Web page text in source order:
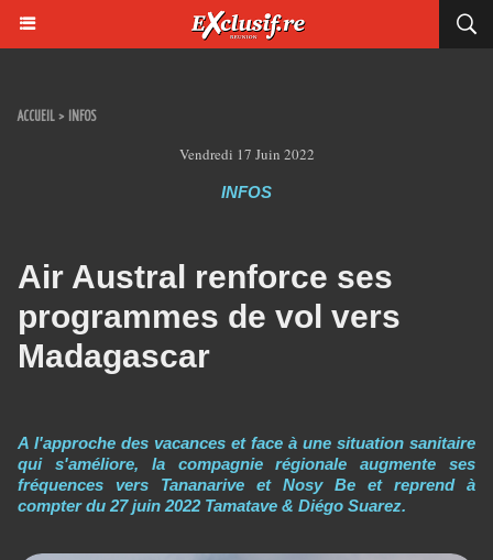
ACCUEIL > INFOS
Vendredi 17 Juin 2022
INFOS
Air Austral renforce ses
programmes de vol vers
Madagascar
A l'approche des vacances et face à une situation sanitaire
qui s'améliore, la compagnie régionale augmente ses
fréquences vers Tananarive et Nosy Be et reprend à
compter du 27 juin 2022 Tamatave & Diégo Suarez.